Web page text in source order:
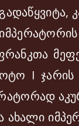
I ჯარის
ახალი